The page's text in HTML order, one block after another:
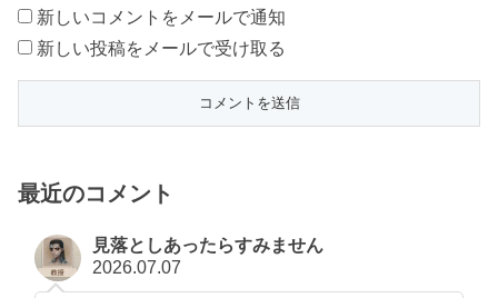
新しいコメントをメールで通知
新しい投稿をメールで受け取る
最近のコメント
見落としあったらすみません
2026.07.07